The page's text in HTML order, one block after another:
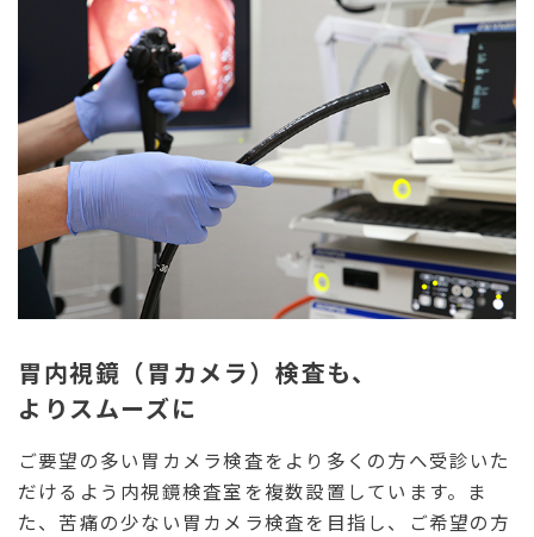
胃内視鏡（胃カメラ）検査も、
よりスムーズに
ご要望の多い胃カメラ検査をより多くの方へ受診いた
だけるよう内視鏡検査室を複数設置しています。ま
た、苦痛の少ない胃カメラ検査を目指し、ご希望の方